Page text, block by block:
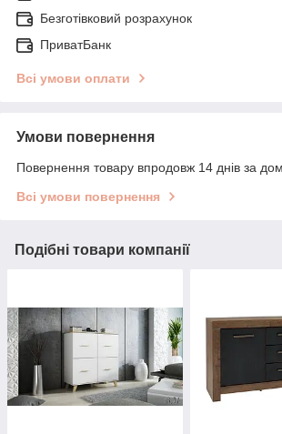
Безготівковий розрахунок
ПриватБанк
Всі умови оплати
Умови повернення
Повернення товару впродовж 14 днів за
Всі умови повернення
Подібні товари компанії